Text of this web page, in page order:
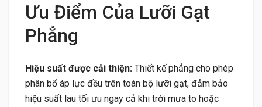
Ưu Điểm Của Lưỡi Gạt
Phẳng
Hiệu suất được cải thiện: Thiết kế phẳng cho phép
phân bổ áp lực đều trên toàn bộ lưỡi gạt, đảm bảo
hiệu suất lau tối ưu ngay cả khi trời mưa to hoặc